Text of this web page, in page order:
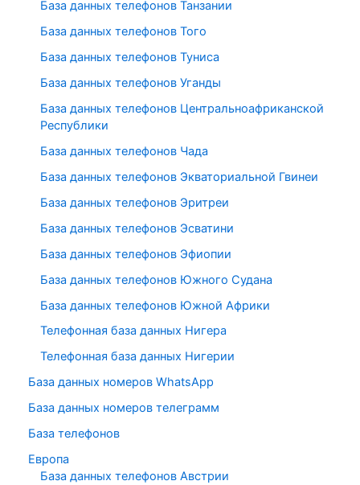
База данных телефонов Танзании
База данных телефонов Того
База данных телефонов Туниса
База данных телефонов Уганды
База данных телефонов Центральноафриканской
Республики
База данных телефонов Чада
База данных телефонов Экваториальной Гвинеи
База данных телефонов Эритреи
База данных телефонов Эсватини
База данных телефонов Эфиопии
База данных телефонов Южного Судана
База данных телефонов Южной Африки
Телефонная база данных Нигера
Телефонная база данных Нигерии
База данных номеров WhatsApp
База данных номеров телеграмм
База телефонов
Европа
База данных телефонов Австрии